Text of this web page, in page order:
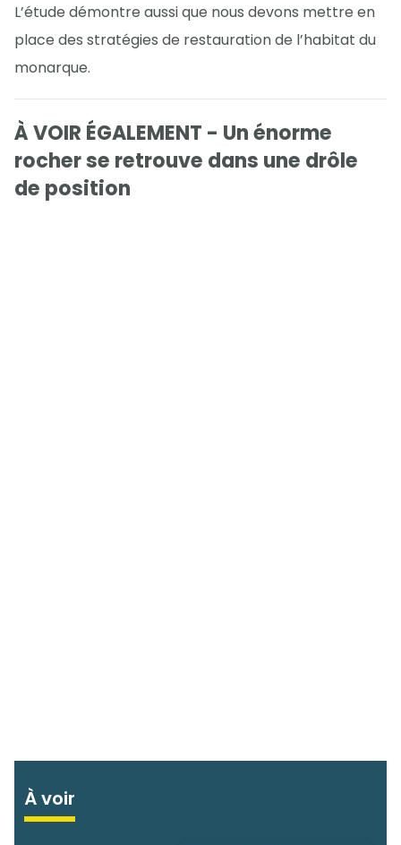
L’étude démontre aussi que nous devons mettre en
place des stratégies de restauration de l’habitat du
monarque.
À VOIR ÉGALEMENT - Un énorme
rocher se retrouve dans une drôle
de position
À voir